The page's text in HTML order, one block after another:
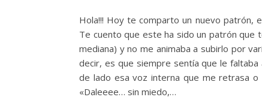
Hola!!! Hoy te comparto un nuevo patrón,
Te cuento que este ha sido un patrón que
mediana) y no me animaba a subirlo por
decir, es que siempre sentía que le
de lado esa voz interna que me retrasa
«Daleeee… sin miedo,…